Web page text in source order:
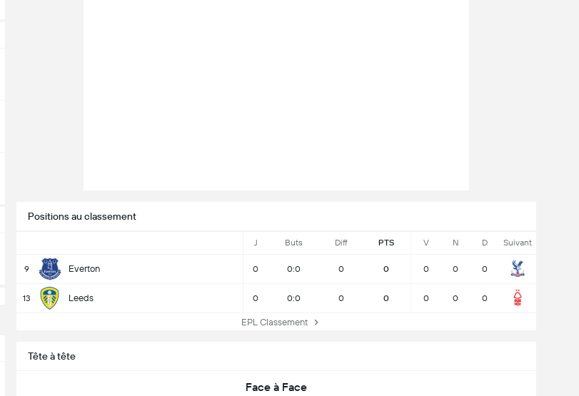
Positions au classement
J Buts Diff PTS V N D Suivant
9 Everton 0 0:0 0 0 0 0 0
13 Leeds 0 0:0 0 0 0 0 0
EPL Classement
Tête à tête
Face à Face